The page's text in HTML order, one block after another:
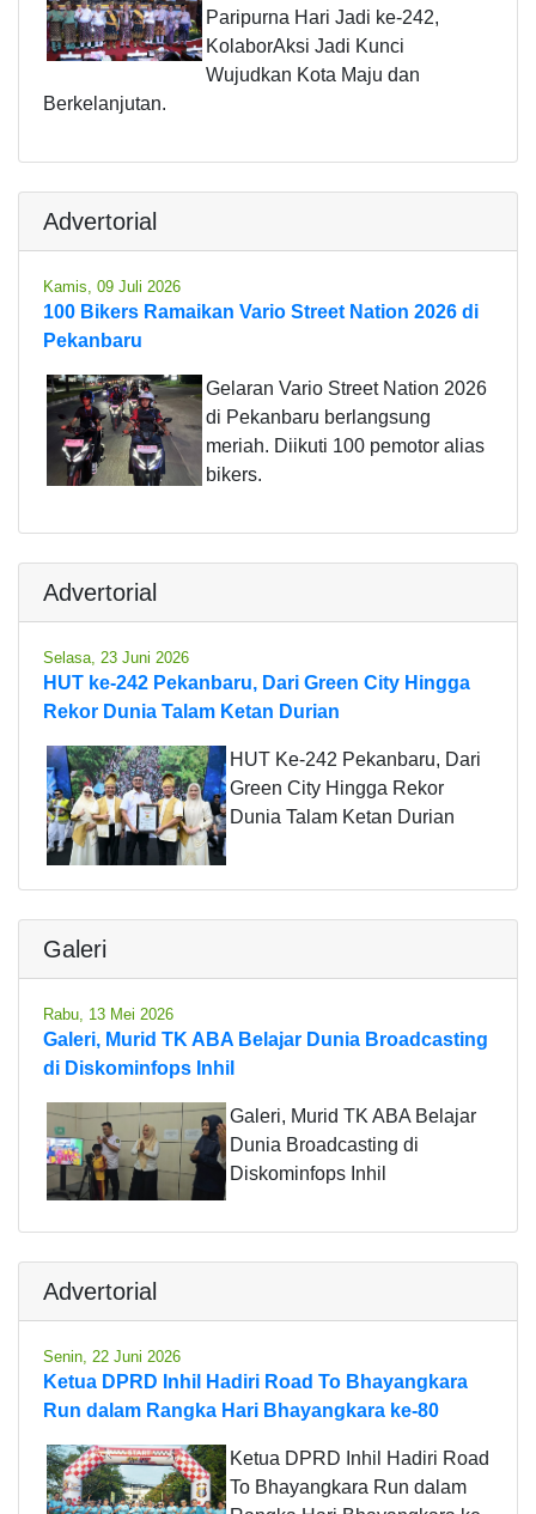
Paripurna Hari Jadi ke-242,
KolaborAksi Jadi Kunci
Wujudkan Kota Maju dan
Berkelanjutan.
Advertorial
Kamis, 09 Juli 2026
100 Bikers Ramaikan Vario Street Nation 2026 di
Pekanbaru
Gelaran Vario Street Nation 2026
di Pekanbaru berlangsung
meriah. Diikuti 100 pemotor alias
bikers.
Advertorial
Selasa, 23 Juni 2026
HUT ke-242 Pekanbaru, Dari Green City Hingga
Rekor Dunia Talam Ketan Durian
HUT Ke-242 Pekanbaru, Dari
Green City Hingga Rekor
Dunia Talam Ketan Durian
Galeri
Rabu, 13 Mei 2026
Galeri, Murid TK ABA Belajar Dunia Broadcasting
di Diskominfops Inhil
Galeri, Murid TK ABA Belajar
Dunia Broadcasting di
Diskominfops Inhil
Advertorial
Senin, 22 Juni 2026
Ketua DPRD Inhil Hadiri Road To Bhayangkara
Run dalam Rangka Hari Bhayangkara ke-80
Ketua DPRD Inhil Hadiri Road
To Bhayangkara Run dalam